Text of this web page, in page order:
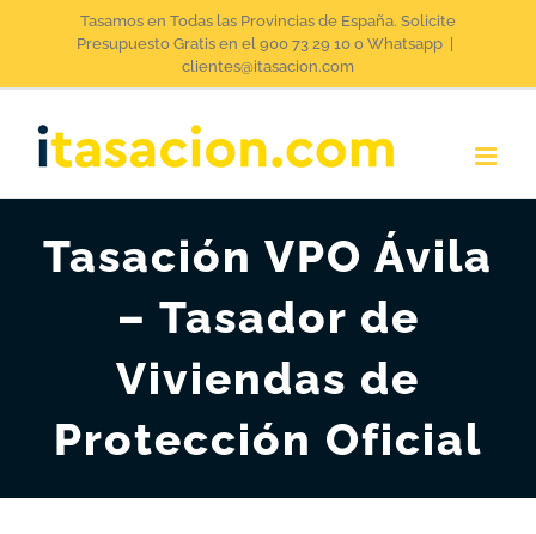
Tasamos en Todas las Provincias de España. Solicite
Presupuesto Gratis en el 900 73 29 10 o Whatsapp
clientes@itasacion.com
Tasación VPO Ávila
– Tasador de
Viviendas de
Protección Oficial